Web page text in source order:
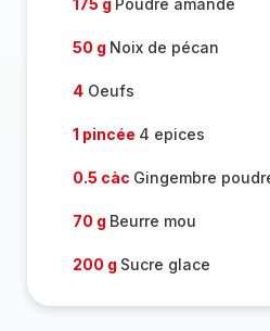
175 g Poudre amande
50 g Noix de pécan
4Oeufs
1 pincée 4 epices
0.5 càc Gingembre
70 g Beurre mou
200 g Sucre glace